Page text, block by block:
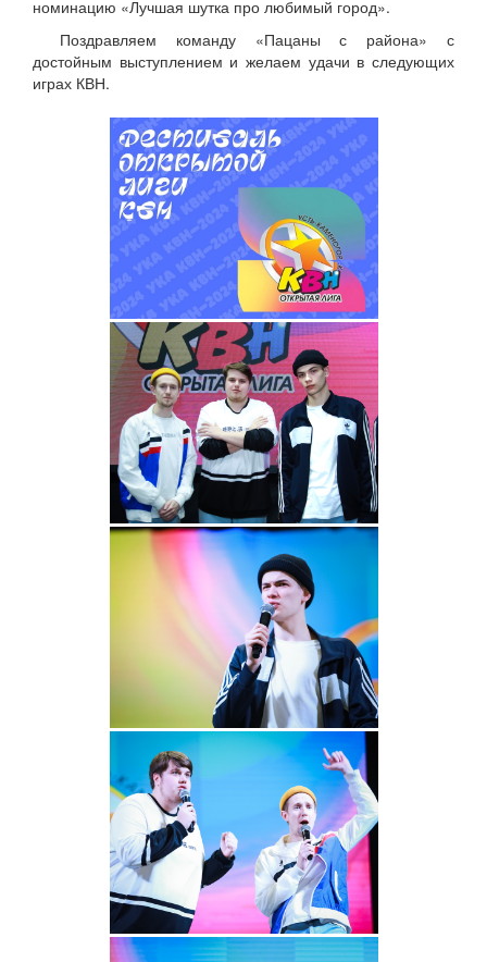
номинацию «Лучшая шутка про любимый город».
Поздравляем команду «Пацаны с района» с
достойным выступлением и желаем удачи в следующих
играх КВН.